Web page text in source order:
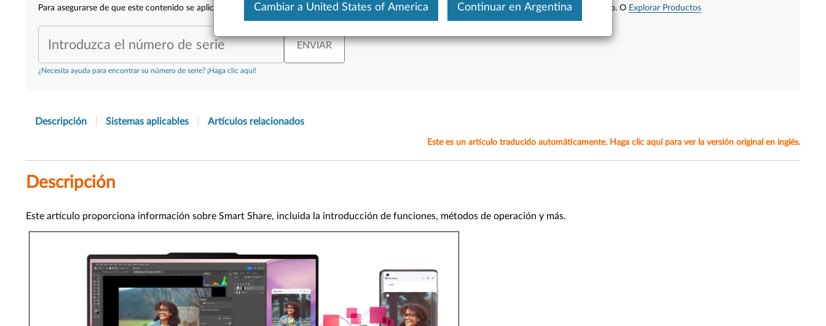
Para asegurarse de que este contenido se aplica al dispositivo sobre el que necesita información, introduzca su número de serie o seleccione su producto. O Explorar Productos
Introduzca el número de serie ENVIAR
¿Necesita ayuda para encontrar su número de serie? ¡Haga clic aquí!
Descripción Sistemas aplicables Artículos relacionados
Este es un artículo traducido automáticamente. Haga clic aquí para ver la versión original en inglés.
Descripción
Este artículo proporciona información sobre Smart Share, incluida la introducción de funciones, métodos de operación y más.
Cambiar a United States of America Continuar en Argentina